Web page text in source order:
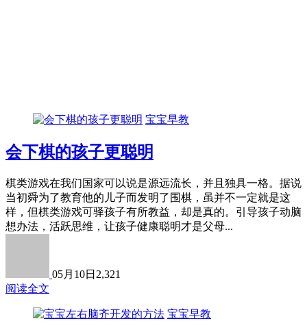
宝宝早教
会下棋的孩子更聪明
棋类游戏在我们国家可以说是源远流长，并且独具一格。据说
当初舜为了教育他的儿子而发明了围棋，虽并不一定就是这
样，但棋类游戏可驿孩子有所教益，却是真的。引导孩子动脑
想办法，活跃思维，让孩子健康聪明才是父母...
05月10日 2,321
阅读全文
宝宝早教